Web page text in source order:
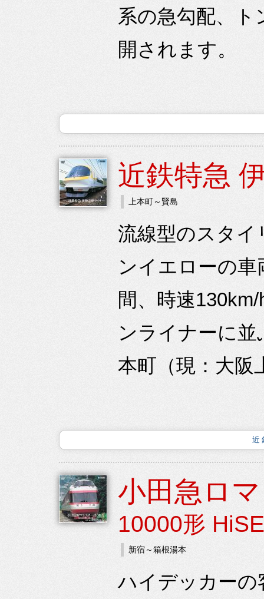
系の急勾配、
開されます。
近鉄特急
上本町～賢島
流線型のスタ
ンイエローの
間、時速
ンライナーに
本町（現：大阪
近
小田急ロ
10000形 HiSE
新宿～箱根湯本
ハイデッカー